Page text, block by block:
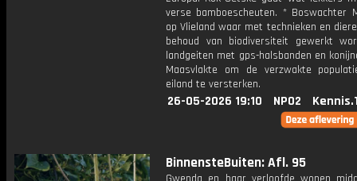
verse bamboescheuten. * Boswachter
op Vlieland waar met technieken en
behoud van biodiversiteit gewerkt
landgeiten met gps-halsbanden en
Maasvlakte om de verzwakte
eiland te versterken.
26-05-2026 19:10 NPO2
BinnensteBuiten: Afl. 95